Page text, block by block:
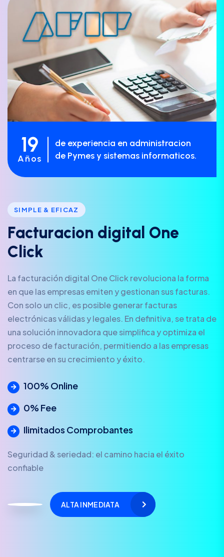
19
Años
de experiencia en administracion
de Pymes y sistemas informaticos.
SIMPLE & EFICAZ
Facturacion d igita One
C ick
La facturación digital One Click revoluciona la forma
en que las empresas emiten y gestionan sus facturas.
Con solo un clic, es posible generar facturas
electrónicas válidas y legales. En definitiva, se trata de
una solución innovadora que simplifica y optimiza el
proceso de facturación, permitiendo a las empresas
centrarse en su crecimiento y éxito.
100% Online
0% Fee
Ilimitados Comprobantes
Seguridad & seriedad: el camino hacia el éxito
confiable
ALTA INMEDIATA